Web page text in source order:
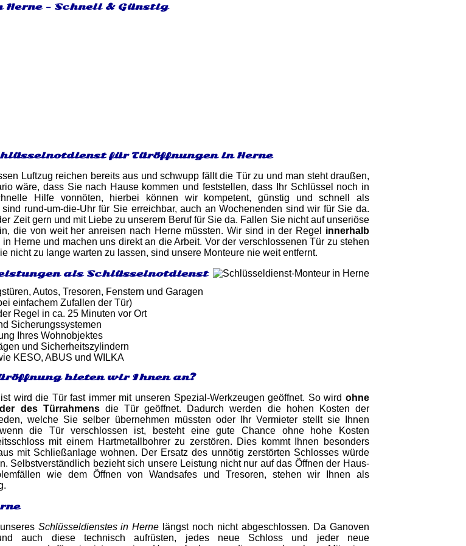
- Schnell & Günstig
für Türöffnungen in Herne
Luftzug reichen bereits aus und schwupp fällt die Tür zu und man steht draußen,
wäre, dass Sie nach Hause kommen und feststellen, dass Ihr Schlüssel noch in
Hilfe vonnöten, hierbei können wir kompetent, günstig und schnell als
rund-um-die-Uhr für Sie erreichbar, auch an Wochenenden sind wir für Sie da.
Zeit gern und mit Liebe zu unserem Beruf für Sie da. Fallen Sie nicht auf unseriöse
die von weit her anreisen nach Herne müssten. Wir sind in der Regel innerhalb
Herne und machen uns direkt an die Arbeit. Vor der verschlossenen Tür zu stehen
nicht zu lange warten zu lassen, sind unsere Monteure nie weit entfernt.
als Schlüsselnotdienst
Autos, Tresoren, Fenstern und Garagen
einfachem Zufallen der Tür)
Regel in ca. 25 Minuten vor Ort
Sicherungssystemen
Ihres Wohnobjektes
und Sicherheitszylindern
KESO, ABUS und WILKA
bieten wir Ihnen an?
wird die Tür fast immer mit unseren Spezial-Werkzeugen geöffnet. So wird ohne
des Türrahmensdie Tür geöffnet. Dadurch werden die hohen Kosten der
welche Sie selber übernehmen müssten oder Ihr Vermieter stellt sie Ihnen
die Tür verschlossen ist, besteht eine gute Chance ohne hohe Kosten
mit einem Hartmetallbohrer zu zerstören. Dies kommt Ihnen besonders
mit Schließanlage wohnen. Der Ersatz des unnötig zerstörten Schlosses würde
Selbstverständlich bezieht sich unsere Leistung nicht nur auf das Öffnen der Haus-
wie dem Öffnen von Wandsafes und Tresoren, stehen wir Ihnen als
Schlüsseldienstes in Herne längst noch nicht abgeschlossen. Da Ganoven
auch diese technisch aufrüsten, jedes neue Schloss und jeder neue